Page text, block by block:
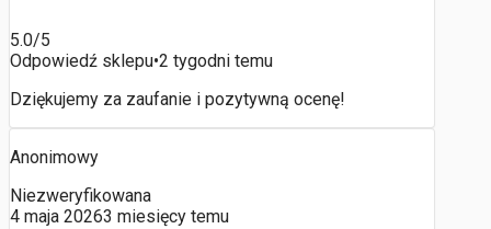
5.0/5
Odpowiedź sklepu•2 tygodni temu
Dziękujemy za zaufanie i pozytywną ocenę!
Anonimowy
Niezweryfikowana
4 maja 20263 miesięcy temu